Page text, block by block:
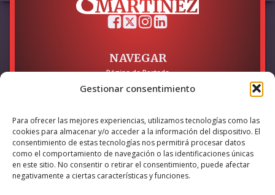
Gestionar consentimiento
Para ofrecer las mejores experiencias, utilizamos tecnologías como las
cookies para almacenar y/o acceder a la información del dispositivo. El
consentimiento de estas tecnologías nos permitirá procesar datos
como el comportamiento de navegación o las identificaciones únicas
en este sitio. No consentir o retirar el consentimiento, puede afectar
negativamente a ciertas características y funciones.
NAVEGAR
Página de Portada
LEGAL
Política de Privacidad
Política de Cookies
Accesibilidad
Esta empresa ha sido beneficiaria del bono Kit Digital y lo ha